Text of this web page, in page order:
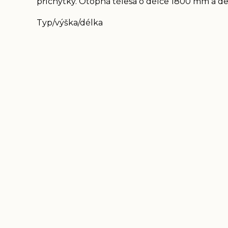
Typ/výška/délka